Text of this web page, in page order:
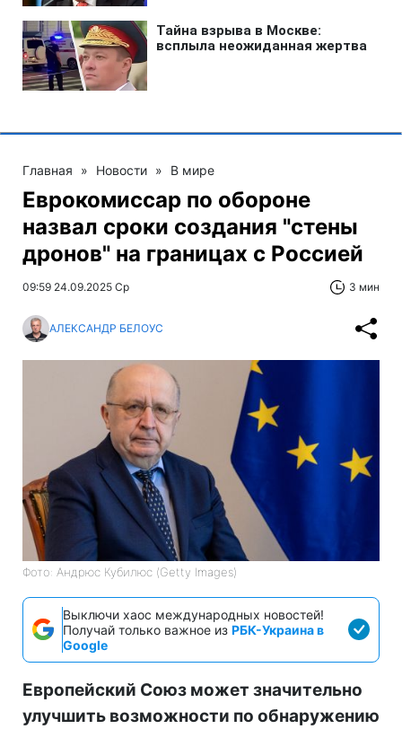
Главная » Новости » В мире
Еврокомиссар по обороне
назвал сроки создания "стены
дронов" на границах с Россией
09:59 24.09.2025 Ср 3 мин
АЛЕКСАНДР БЕЛОУС
Фото: Андрюс Кубилюс (Getty Images)
Выключи хаос международных новостей!
Получай только важное из РБК-Украина в
Google
Европейский Союз может значительно
улучшить возможности по обнаружению